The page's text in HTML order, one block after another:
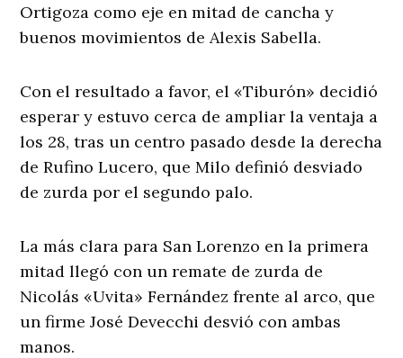
Ortigoza como eje en mitad de cancha y
buenos movimientos de Alexis Sabella.
Con el resultado a favor, el «Tiburón» decidió
esperar y estuvo cerca de ampliar la ventaja a
los 28, tras un centro pasado desde la derecha
de Rufino Lucero, que Milo definió desviado
de zurda por el segundo palo.
La más clara para San Lorenzo en la primera
mitad llegó con un remate de zurda de
Nicolás «Uvita» Fernández frente al arco, que
un firme José Devecchi desvió con ambas
manos.